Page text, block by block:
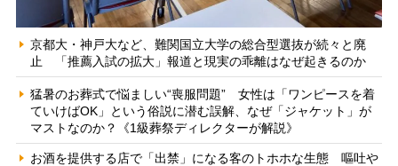
京都大・神戸大など、難関国立大学の総合型選抜が続々と廃
止 「推薦入試の拡大」報道と現実の乖離はなぜ起きるのか
猛暑のお葬式で悩ましい“喪服問題” 女性は「ワンピースを着
ていけばOK」という俗説に潜む誤解、なぜ「ジャケット」が
マストなのか？《1級葬祭ディレクターが解説》
お酒を提供する店で「出禁」になる客のトホホな生態 嘔吐や